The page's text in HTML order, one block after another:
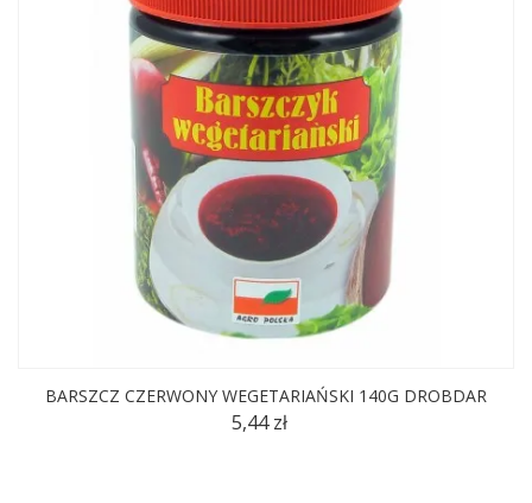
BARSZCZ CZERWONY WEGETARIAŃSKI 140G DROBDAR
5,44 zł